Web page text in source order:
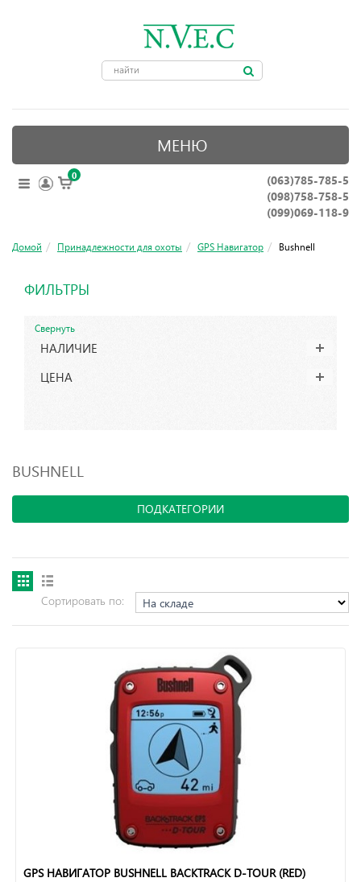
МЕНЮ
ОПТИЧЕСКИЕ ПРИБОРЫ
ПРИНАДЛЕЖНОСТИ ДЛЯ ОХОТЫ
0
(063)785-785-5
(098)758-758-5
(099)069-118-9
Домой Принадлежности для охоты GPS Навигатор Bushnell
ФИЛЬТРЫ
Свернуть
НАЛИЧИЕ
ЦЕНА
BUSHNELL
ПОДКАТЕГОРИИ
Сортировать по:
GPS НАВИГАТОР BUSHNELL BACKTRACK D-TOUR (RED)